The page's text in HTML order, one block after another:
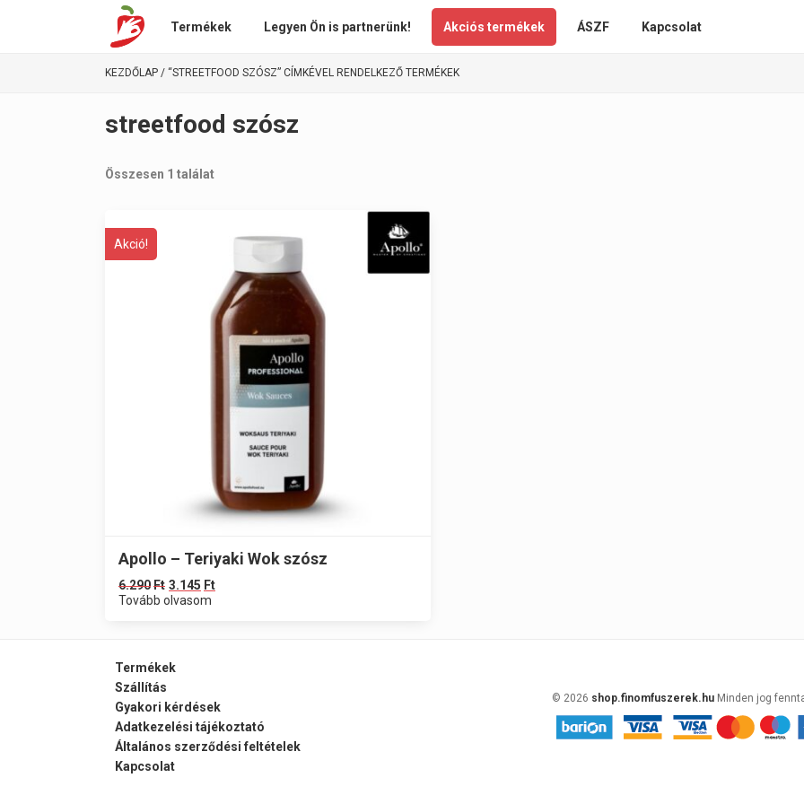
Termékek Legyen Ön is partnerünk! Akciós termékek ÁSZF Kapcsolat
KEZDŐLAP / “STREETFOOD SZÓSZ” CÍMKÉVEL RENDELKEZŐ TERMÉKEK
streetfood szósz
Összesen 1 találat
Akció!
Apollo – Teriyaki Wok szósz
6.290Ft 3.145 Ft
Tovább olvasom
Termékek
Szállítás
Gyakori kérdések
Adatkezelési tájékoztató
Általános szerződési feltételek
Kapcsolat
© 2026 shop.finomfuszerek.hu Minden jog